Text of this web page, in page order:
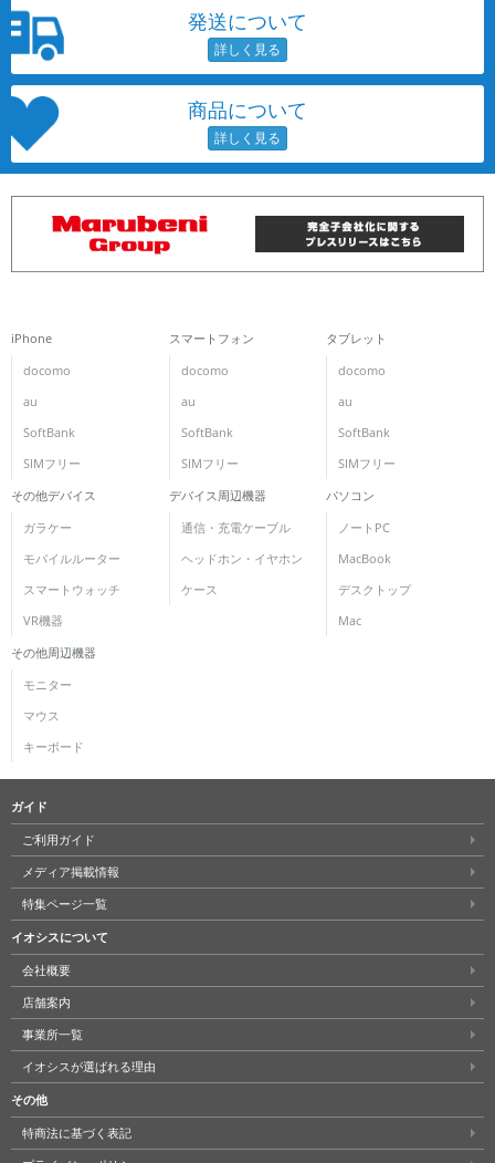
発送について
商品について
iPhone
docomo
au
SoftBank
SIMフリー
スマートフォン
docomo
au
SoftBank
SIMフリー
タブレット
docomo
au
SoftBank
SIMフリー
その他デバイス
ガラケー
モバイルルーター
スマートウォッチ
VR機器
デバイス周辺機器
通信・充電ケーブル
ヘッドホン・イヤホン
ケース
パソコン
ノートPC
MacBook
デスクトップ
Mac
その他周辺機器
モニター
マウス
キーボード
ガイド
ご利用ガイド
メディア掲載情報
特集ページ一覧
イオシスについて
会社概要
店舗案内
事業所一覧
イオシスが選ばれる理由
その他
特商法に基づく表記